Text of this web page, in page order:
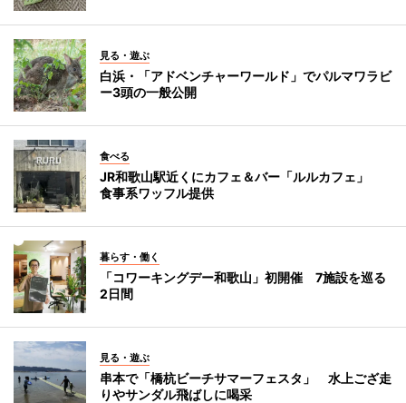
見る・遊ぶ
白浜・「アドベンチャーワールド」でパルマワラビ
ー3頭の一般公開
食べる
JR和歌山駅近くにカフェ＆バー「ルルカフェ」
食事系ワッフル提供
暮らす・働く
「コワーキングデー和歌山」初開催 7施設を巡る
2日間
見る・遊ぶ
串本で「橋杭ビーチサマーフェスタ」 水上ござ走
りやサンダル飛ばしに喝采